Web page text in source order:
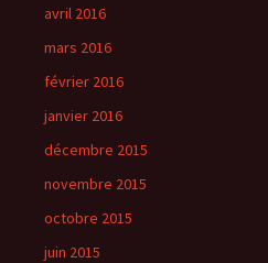
avril 2016
mars 2016
février 2016
janvier 2016
décembre 2015
novembre 2015
octobre 2015
juin 2015